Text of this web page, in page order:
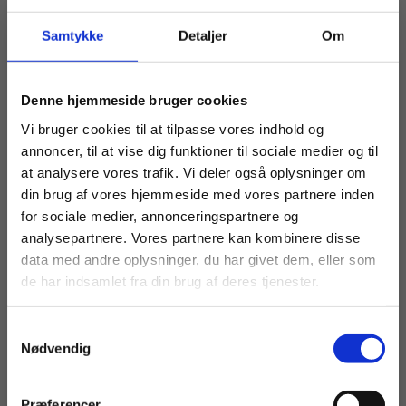
Samtykke Detaljer Om
Denne hjemmeside bruger cookies
Vi bruger cookies til at tilpasse vores indhold og
annoncer, til at vise dig funktioner til sociale medier og til
at analysere vores trafik. Vi deler også oplysninger om
din brug af vores hjemmeside med vores partnere inden
for sociale medier, annonceringspartnere og
analysepartnere. Vores partnere kan kombinere disse
data med andre oplysninger, du har givet dem, eller som
de har indsamlet fra din brug af deres tjenester.
Nødvendig
medier, hvor det giver mening. Men det analoge
skal også genindføres. Bring bøger, papir,
brætspil og tavler tilbage til skolerne,” siger Dorte
Ågård.
Uanset hvilke forandringer der implementeres, er
det vigtigste, ifølge Anya Eskildsen, at ledelsen er
nærværende, tydelig og principfast, så
forventninger til lærere og elever er knivskarpe.
de fleste sammenhænge,” siger hun og fortsætter:
giver eleverne flere bøger og håber, at det var det.
Køb læremidler og find masterclasses mm.
Fortsæt som:
For privatkunder og
studerende. Du får
vist priser inkl.
For institutioner og
virksomheder. Du
får vist priser ekskl.